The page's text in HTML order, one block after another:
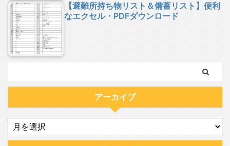
【避難所持ち物リスト＆備蓄リスト】便利
なエクセル・PDFダウンロード
アーカイブ